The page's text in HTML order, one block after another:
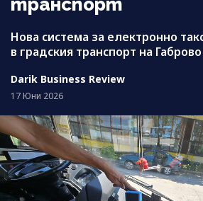
транспорт
Нова система за електронно
в градския транспорт на Габрово
Darik Business Review
17 Юни 2026